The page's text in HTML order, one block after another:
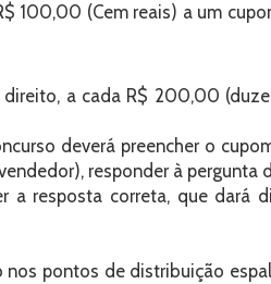
100,00 (Cem reais) a um
a cada R$ 200,00
deverá preencher o
responder à pergunta
a resposta correta, que
pontos de distribuição